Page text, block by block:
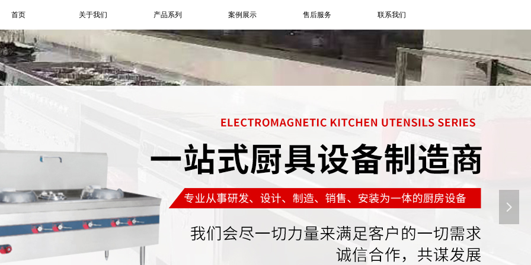
넲
首页 关于我们 产品系列 案例展示 售后服务 联系我们